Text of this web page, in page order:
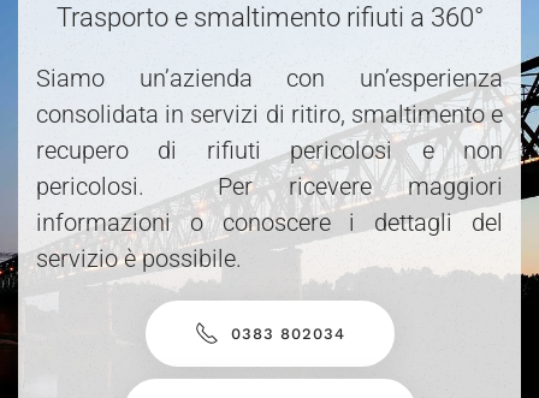
Trasporto e smaltimento rifiuti a 360°
Siamo un’azienda con un’esperienza
consolidata in servizi di ritiro, smaltimento e
recupero di rifiuti pericolosi e non
pericolosi. Per ricevere maggiori
informazioni o conoscere i dettagli del
servizio è possibile.
0383 802034